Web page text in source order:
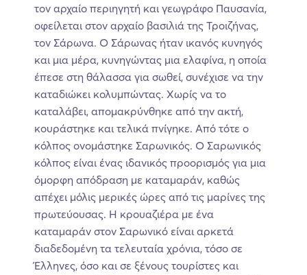
τον αρχαίο περιηγητή και γεωγράφο Παυσανία,
οφείλεται στον αρχαίο βασιλιά της Τροιζήνας,
τον Σάρωνα. Ο Σάρωνας ήταν ικανός κυνηγός
και μια μέρα, κυνηγώντας μια ελαφίνα, η οποία
έπεσε στη θάλασσα για σωθεί, συνέχισε να την
καταδιώκει κολυμπώντας. Χωρίς να το
καταλάβει, απομακρύνθηκε από την ακτή,
κουράστηκε και τελικά πνίγηκε. Από τότε ο
κόλπος ονομάστηκε Σαρωνικός. Ο Σαρωνικός
κόλπος είναι ένας ιδανικός προορισμός για μια
όμορφη απόδραση με καταμαράν, καθώς
απέχει μόλις μερικές ώρες από τις μαρίνες της
πρωτεύουσας. Η κρουαζιέρα με ένα
καταμαράν στον Σαρωνικό είναι αρκετά
διαδεδομένη τα τελευταία χρόνια, τόσο σε
Έλληνες, όσο και σε ξένους τουρίστες και